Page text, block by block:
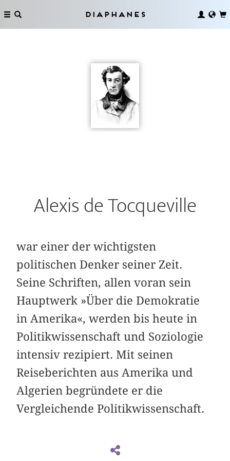
Diaphanes
Alexis de Tocqueville
war einer der wichtigsten
politischen Denker seiner Zeit.
Seine Schriften, allen voran sein
Hauptwerk »Über die Demokratie
in Amerika«, werden bis heute in
Politikwissenschaft und Soziologie
intensiv rezipiert. Mit seinen
Reiseberichten aus Amerika und
Algerien begründete er die
Vergleichende Politikwissenschaft.